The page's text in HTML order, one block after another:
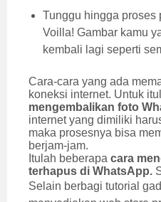
Tunggu hingga proses
Voilla! Gambar kamu
kembali lagi seperti
Cara-cara yang ada
koneksi internet. Untuk
mengembalikan foto
internet yang dimiliki
maka prosesnya bisa
berjam-jam.
Itulah beberapa cara
terhapus di WhatsApp.
Selain berbagi tutorial